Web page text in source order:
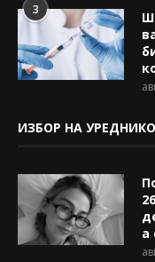
3
ИЗБОР НА
а